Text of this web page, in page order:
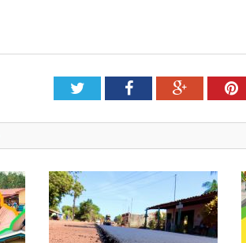
TwitterFacebookGoogle+